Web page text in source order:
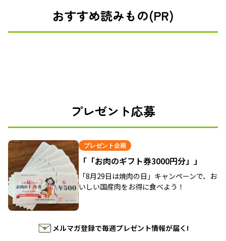
おすすめ読みもの(PR)
プレゼント応募
プレゼント企画
「「お肉のギフト券3000円分」」
「8月29日は焼肉の日」キャンペーンで、お
いしい国産肉をお得に食べよう！
メルマガ登録で毎週プレゼント情報が届く!